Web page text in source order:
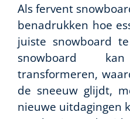
Als fervent
benadrukken hoe
juiste snowboard
snowboard
transformeren,
de sneeuw glijdt,
nieuwe uitdagingen